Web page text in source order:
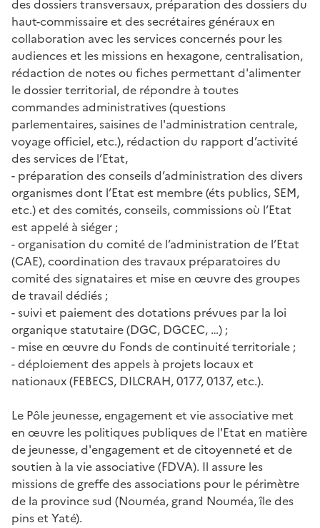
des dossiers transversaux, préparation des dossiers du
haut-commissaire et des secrétaires généraux en
collaboration avec les services concernés pour les
audiences et les missions en hexagone, centralisation,
rédaction de notes ou fiches permettant d'alimenter
le dossier territorial, de répondre à toutes
commandes administratives (questions
parlementaires, saisines de l'administration centrale,
voyage officiel, etc.), rédaction du rapport d’activité
des services de l’Etat,
- préparation des conseils d’administration des divers
organismes dont l’Etat est membre (éts publics, SEM,
etc.) et des comités, conseils, commissions où l’Etat
est appelé à siéger ;
- organisation du comité de l’administration de l’Etat
(CAE), coordination des travaux préparatoires du
comité des signataires et mise en œuvre des groupes
de travail dédiés ;
- suivi et paiement des dotations prévues par la loi
organique statutaire (DGC, DGCEC, …) ;
- mise en œuvre du Fonds de continuité territoriale ;
- déploiement des appels à projets locaux et
nationaux (FEBECS, DILCRAH, 0177, 0137, etc.).
Le Pôle jeunesse, engagement et vie associative met
en œuvre les politiques publiques de l'Etat en matière
de jeunesse, d'engagement et de citoyenneté et de
soutien à la vie associative (FDVA). Il assure les
missions de greffe des associations pour le périmètre
de la province sud (Nouméa, grand Nouméa, île des
pins et Yaté).